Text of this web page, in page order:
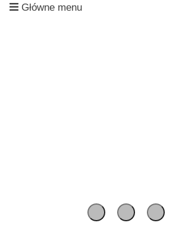
mobilne
Główne menu
PokażPokażPokaż